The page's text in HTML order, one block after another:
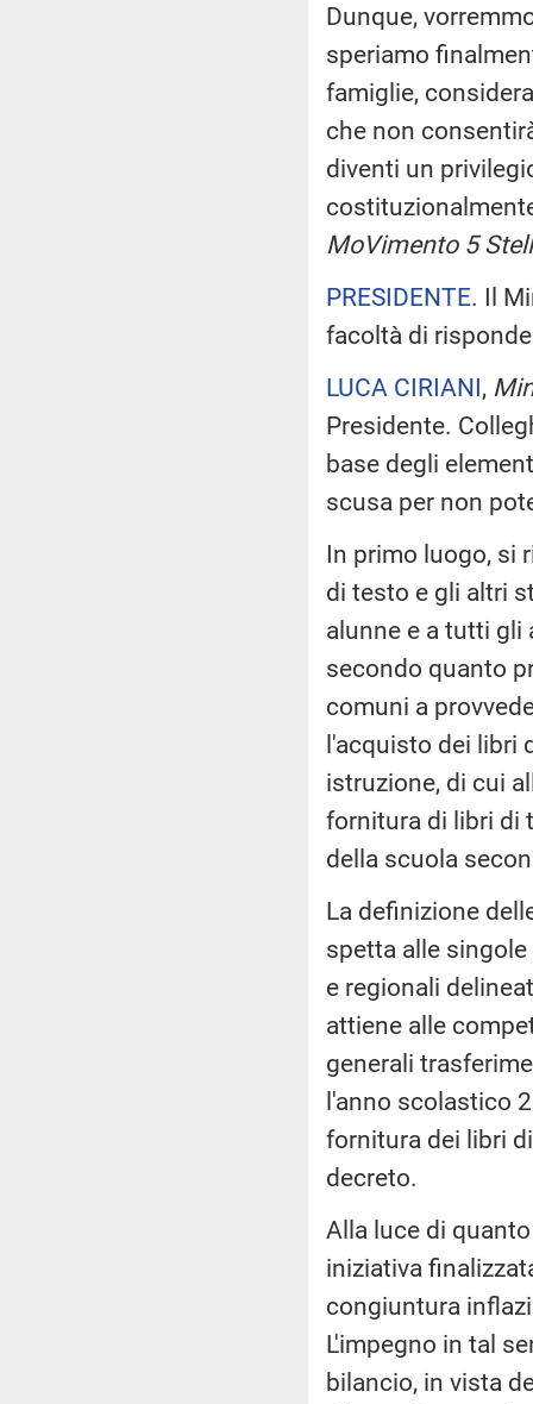
Dunque,
speriamo
famiglie,
che non
diventi un
MoVimento 5
PRESIDENTE. Il
facoltà di
LUCA CIRIANI,
Presidente.
base degli
scusa per non
In primo luogo, si
di testo e gli altri
alunne e a tutti gli
secondo quanto
comuni a
l'acquisto dei libri
istruzione, di cui
fornitura di libri di
della scuola
La definizione
spetta alle
e regionali
attiene alle
generali
l'anno scolastico
fornitura dei libri
decreto.
Alla luce di
iniziativa
congiuntura
L'impegno in tal
bilancio, in vista